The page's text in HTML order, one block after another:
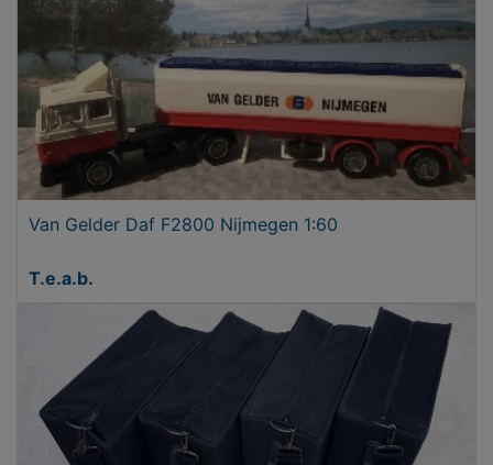
Van Gelder Daf F2800 Nijmegen 1:60
T.e.a.b.